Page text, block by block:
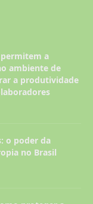
permitem a
ambiente de
a produtividade
o poder da
no Brasil